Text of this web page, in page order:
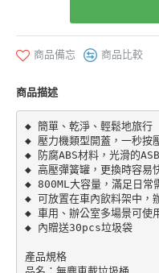
商品備忘 商品比較
商品描述
◆ 簡單、乾淨、輕鬆地旅行
◆ 壓力機類型開蓋，一秒按
◆ 防腐ABS材料，光滑的
◆ 高壓彈簧罐，更換時容易
◆ 800ML大容量，滿足日常
◆ 可放置在車內飲料架中，
◆ 車用、辦公室多場景可使
◆ 內贈送30pcs垃圾袋
產品規格
品名：無塵車載垃圾桶